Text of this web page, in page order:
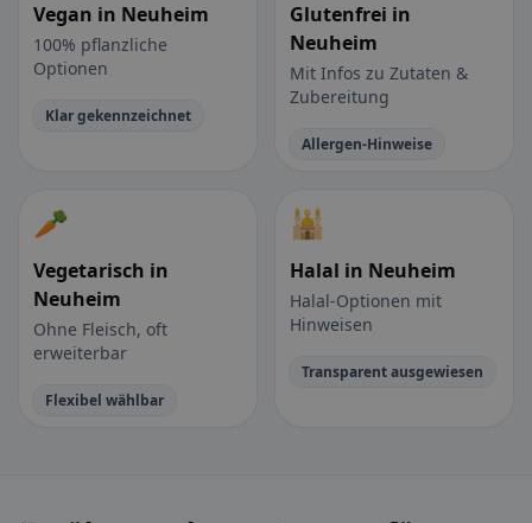
Vegan in Neuheim
100% pflanzliche
Optionen
Klar gekennzeichnet
Glutenfrei in
Neuheim
Mit Infos zu Zutaten &
Zubereitung
Allergen-Hinweise
🥕
Vegetarisch in
Neuheim
Ohne Fleisch, oft
erweiterbar
Flexibel wählbar
🕌
Halal in Neuheim
Halal-Optionen mit
Hinweisen
Transparent ausgewiesen